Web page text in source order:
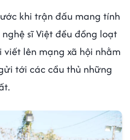
khi trận đấu mang tính
sĩ Việt đều đồng loạt
lên mạng xã hội nhằm
tới các cầu thủ những